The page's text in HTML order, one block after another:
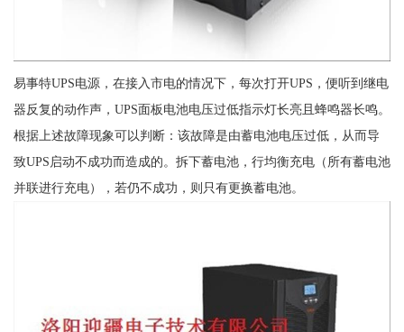
易事特UPS电源，在接入市电的情况下，每次打开UPS，便听到继电
器反复的动作声，UPS面板电池电压过低指示灯长亮且蜂鸣器长鸣。
根据上述故障现象可以判断：该故障是由蓄电池电压过低，从而导
致UPS启动不成功而造成的。拆下蓄电池，行均衡充电（所有蓄电池
并联进行充电），若仍不成功，则只有更换蓄电池。